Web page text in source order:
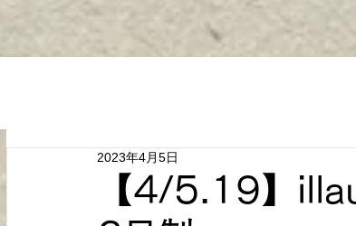
【4/5.19】
2023年4月5日